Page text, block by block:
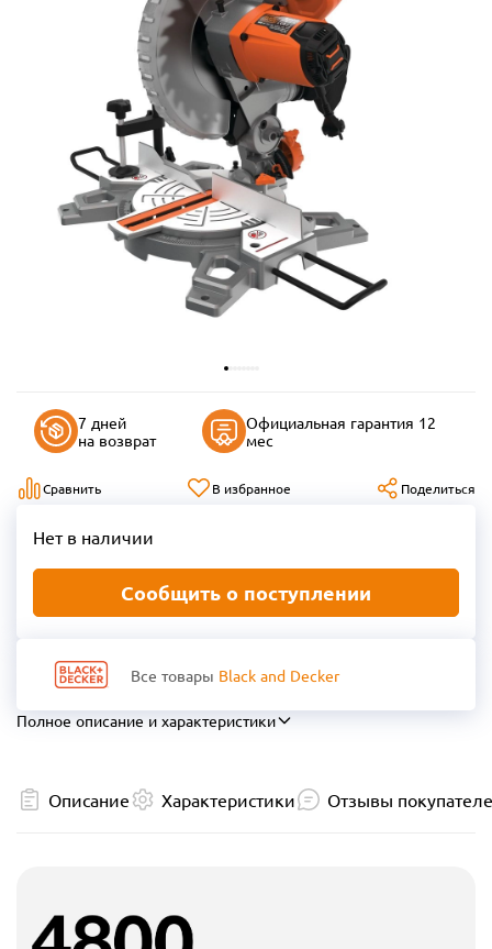
7 дней
на возврат
Официальная гарантия 12
мес
Сравнить В избранное Поделиться
Нет в наличии
Сообщить о поступлении
Все товары Black and Decker
Полное описание и характеристики
Описание Характеристики Отзывы